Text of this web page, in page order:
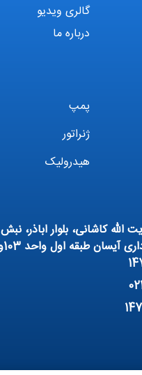
گالری ویدیو
درباره ما
پمپ
ژنراتور
هیدرولیک
پمپ وکیوم
الله کاشانی، بلوار اباذر،